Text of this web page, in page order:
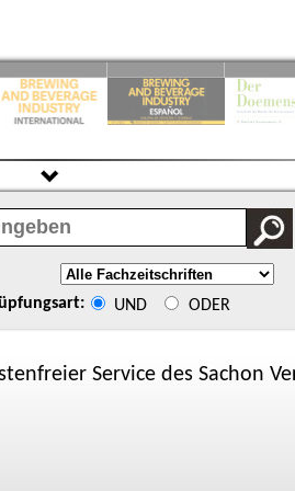
UND ODER
Service des Sachon